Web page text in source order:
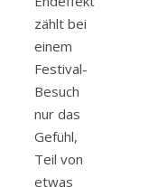
zählt bei
einem
Festival-
Besuch
nur das
Gefühl,
Teil von
etwas